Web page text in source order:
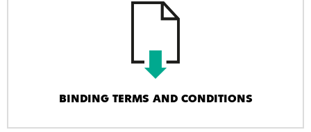
BINDING TERMS AND CONDITIONS